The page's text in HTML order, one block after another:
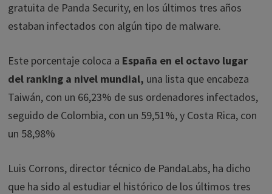
gratuita de Panda Security, en los últimos tres años
estaban infectados con algún tipo de malware.
Este porcentaje coloca a España en el octavo lugar
del ranking a nivel mundial, una lista que encabeza
Taiwán, con un 66,23% de sus ordenadores infectados,
seguido de Colombia, con un 59,51%, y Costa Rica, con
un 58,98%
Luis Corrons, director técnico de PandaLabs, ha dicho
que ha sido al estudiar el histórico de los últimos tres